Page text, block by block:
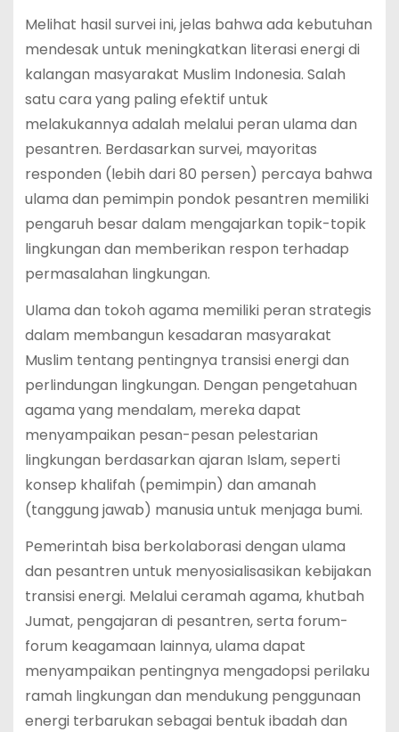
Melihat hasil survei ini, jelas bahwa ada kebutuhan
mendesak untuk meningkatkan literasi energi di
kalangan masyarakat Muslim Indonesia. Salah
satu cara yang paling efektif untuk
melakukannya adalah melalui peran ulama dan
pesantren. Berdasarkan survei, mayoritas
responden (lebih dari 80 persen) percaya bahwa
ulama dan pemimpin pondok pesantren memiliki
pengaruh besar dalam mengajarkan topik-topik
lingkungan dan memberikan respon terhadap
permasalahan lingkungan.
Ulama dan tokoh agama memiliki peran strategis
dalam membangun kesadaran masyarakat
Muslim tentang pentingnya transisi energi dan
perlindungan lingkungan. Dengan pengetahuan
agama yang mendalam, mereka dapat
menyampaikan pesan-pesan pelestarian
lingkungan berdasarkan ajaran Islam, seperti
konsep khalifah (pemimpin) dan amanah
(tanggung jawab) manusia untuk menjaga bumi.
Pemerintah bisa berkolaborasi dengan ulama
dan pesantren untuk menyosialisasikan kebijakan
transisi energi. Melalui ceramah agama, khutbah
Jumat, pengajaran di pesantren, serta forum-
forum keagamaan lainnya, ulama dapat
menyampaikan pentingnya mengadopsi perilaku
ramah lingkungan dan mendukung penggunaan
energi terbarukan sebagai bentuk ibadah dan